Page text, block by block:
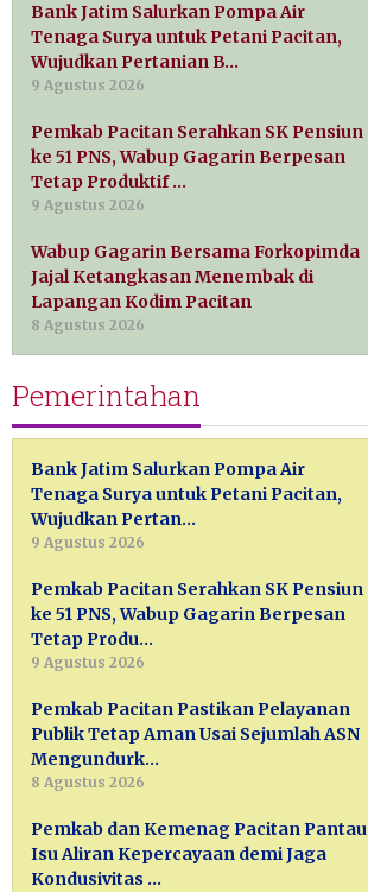
Bank Jatim Salurkan Pompa Air
Tenaga Surya untuk Petani Pacitan,
Wujudkan Pertanian B…
9 Agustus 2026
Pemkab Pacitan Serahkan SK Pensiun
ke 51 PNS, Wabup Gagarin Berpesan
Tetap Produktif …
9 Agustus 2026
Wabup Gagarin Bersama Forkopimda
Jajal Ketangkasan Menembak di
Lapangan Kodim Pacitan
8 Agustus 2026
Pemerintahan
Bank Jatim Salurkan Pompa Air
Tenaga Surya untuk Petani Pacitan,
Wujudkan Pertan…
9 Agustus 2026
Pemkab Pacitan Serahkan SK Pensiun
ke 51 PNS, Wabup Gagarin Berpesan
Tetap Produ…
9 Agustus 2026
Pemkab Pacitan Pastikan Pelayanan
Publik Tetap Aman Usai Sejumlah ASN
Mengundurk…
8 Agustus 2026
Pemkab dan Kemenag Pacitan Pantau
Isu Aliran Kepercayaan demi Jaga
Kondusivitas …